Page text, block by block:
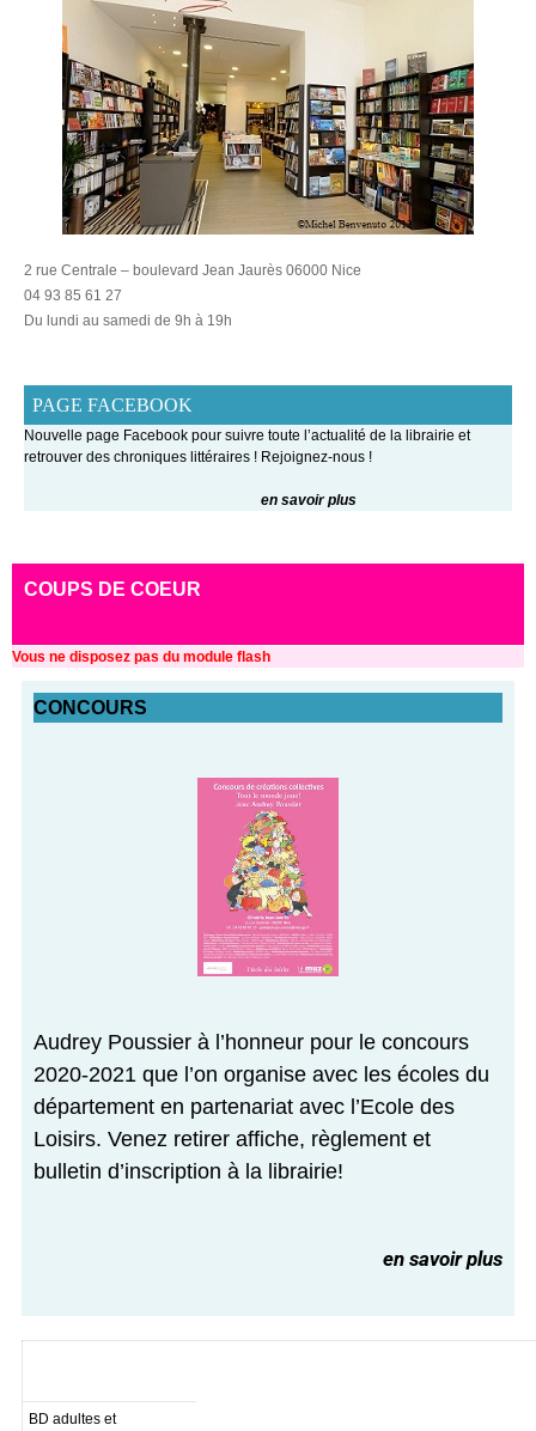
2 rue Centrale – boulevard Jean Jaurès 06000 Nice
04 93 85 61 27
Du lundi au samedi de 9h à 19h
PAGE FACEBOOK
Nouvelle page Facebook pour suivre toute l’actualité de la librairie et
retrouver des chroniques littéraires ! Rejoignez-nous !
en savoir plus
COUPS DE COEUR
Vous ne disposez pas du module flash
CONCOURS
Audrey Poussier à l’honneur pour le concours
2020-2021 que l’on organise avec les écoles du
département en partenariat avec l’Ecole des
Loisirs. Venez retirer affiche, règlement et
bulletin d’inscription à la librairie!
en savoir plus
BD adultes et